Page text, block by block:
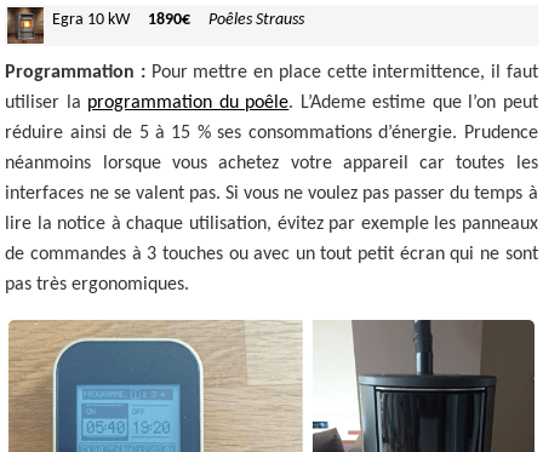
Egra 10 kW 1890€ Poêles Strauss
Programmation : Pour mettre en place cette intermittence, il faut
utiliser la programmation du poêle. L’Ademe estime que l’on peut
réduire ainsi de 5 à 15 % ses consommations d’énergie. Prudence
néanmoins lorsque vous achetez votre appareil car toutes les
interfaces ne se valent pas. Si vous ne voulez pas passer du temps à
lire la notice à chaque utilisation, évitez par exemple les panneaux
de commandes à 3 touches ou avec un tout petit écran qui ne sont
pas très ergonomiques.